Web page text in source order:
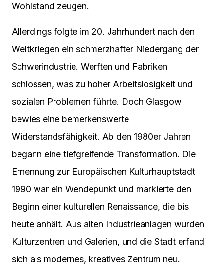
Wohlstand zeugen.
Allerdings folgte im 20. Jahrhundert nach den
Weltkriegen ein schmerzhafter Niedergang der
Schwerindustrie. Werften und Fabriken
schlossen, was zu hoher Arbeitslosigkeit und
sozialen Problemen führte. Doch Glasgow
bewies eine bemerkenswerte
Widerstandsfähigkeit. Ab den 1980er Jahren
begann eine tiefgreifende Transformation. Die
Ernennung zur Europäischen Kulturhauptstadt
1990 war ein Wendepunkt und markierte den
Beginn einer kulturellen Renaissance, die bis
heute anhält. Aus alten Industrieanlagen wurden
Kulturzentren und Galerien, und die Stadt erfand
sich als modernes, kreatives Zentrum neu.